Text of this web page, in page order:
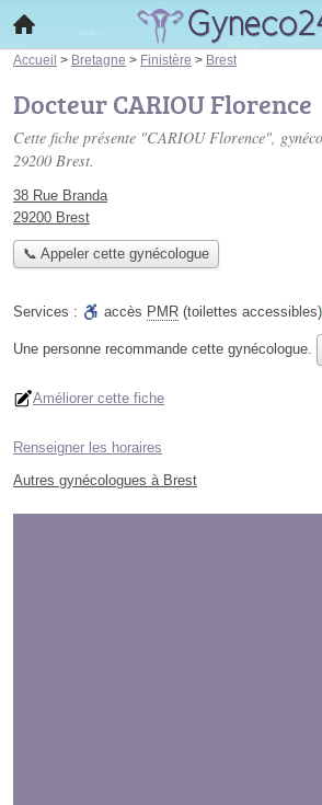
Accueil > Bretagne > Finistère > Brest
Docteur CARIOU Florence
Cette fiche présente "CARIOU Florence",
29200 Brest.
38 Rue Branda
29200 Brest
📞 Appeler cette gynécologue
Services : accès PMR (toilettes accessibles)
Une personne recommande cette gynécologue.
Améliorer cette fiche
Renseigner les horaires
Autres gynécologues à Brest